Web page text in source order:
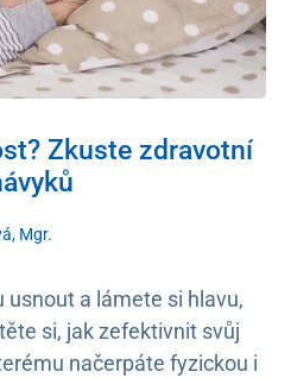
Zkuste zdravotní
Mgr.
usnout a lámete si hlavu,
si, jak zefektivnit svůj
načerpáte fyzickou i